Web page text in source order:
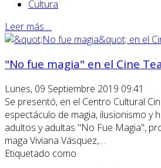
Cultura
Leer más ...
"No fue magia" en el Cine
Lunes, 09 Septiembre 2019 09:41
Se presentó, en el Centro Cultural
espectáculo de magia, ilusionismo y
adultos y adultas "No Fue Magia",
maga Viviana Vásquez,…
Etiquetado como